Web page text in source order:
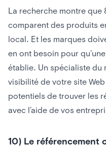
La recherche montre que
comparent des produits
local. Et les marques
en ont besoin pour
établie. Un spécialiste du
visibilité de votre site
potentiels de trouver les
avec l’aide de vos
10) Le référencement